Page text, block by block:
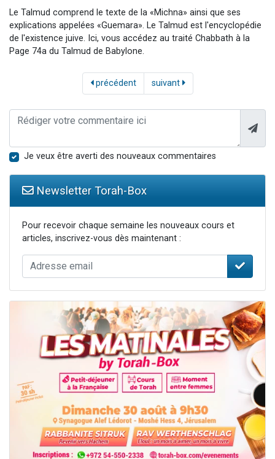
Le Talmud comprend le texte de la «Michna» ainsi que ses
explications appelées «Guemara». Le Talmud est l'encyclopédie
de l'existence juive. Ici, vous accédez au traité Chabbath à la
Page 74a du Talmud de Babylone.
précédent suivant
Je veux être averti des nouveaux commentaires
Newsletter Torah-Box
Pour recevoir chaque semaine les nouveaux cours et
articles, inscrivez-vous dès maintenant :